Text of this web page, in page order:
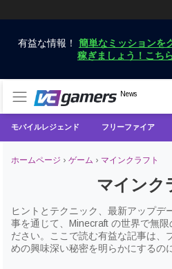
有益な情報！ 簡単なミッションを
稼ぎましょう！こち
News
VCGamersだけ
モバイルレジェンド フリーファイア
ホームページ › ゲーム › マインクラフト
マインク
ヒントとテクニック、最新アップデ
事を通じて、Minecraft の世界で無
ださい。ここで読む有益な記事は、
めの興味深い秘密を明らかにするの